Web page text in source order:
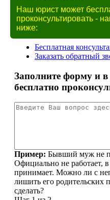
Наш юрист может
проконсультировать -
ниже: